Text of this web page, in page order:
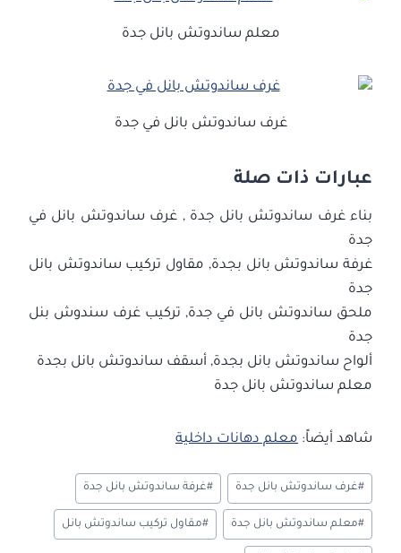
معلم ساندوتش بانل جدة
غرف ساندوتش بانل في جدة
عبارات ذات صلة
بناء غرف ساندوتش بانل جدة , غرف ساندوتش بانل في
جدة
غرفة ساندوتش بانل بجدة, مقاول تركيب ساندوتش بانل
جدة
ملحق ساندوتش بانل في جدة, تركيب غرف سندوش بنل
جدة
ألواح ساندوتش بانل بجدة, أسقف ساندوتش بانل بجدة
معلم ساندوتش بانل جدة
شاهد أيضاً: معلم دهانات داخلية
وسوم
المقال:
#غرف ساندوتش بانل جدة #غرفة ساندوتش بانل جدة
#معلم ساندوتش بانل جدة #مقاول تركيب ساندوتش بانل